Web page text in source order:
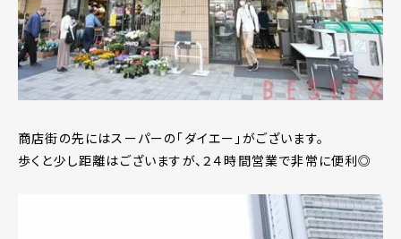
商店街の先にはスーパーの「ダイエー」がございます。
歩くと少し距離はございますが、２４時間営業で非常に便利◎